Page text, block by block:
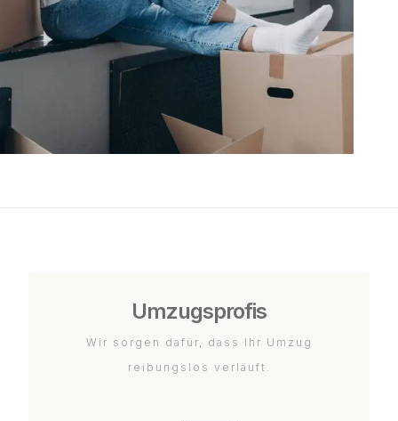
Umzugsprofis
Wir sorgen dafür, dass Ihr Umzug
reibungslos verläuft.